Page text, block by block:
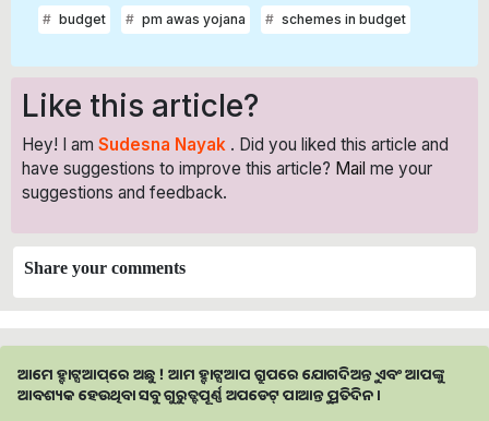
budget pm awas yojana schemes in budget
Like this article?
Hey! I am Sudesna Nayak . Did you liked this article and
have suggestions to improve this article? Mail me your
suggestions and feedback.
Share your comments
ଆମେ ହ୍ବାଟ୍ସଆପ୍‌ରେ ଅଛୁ ! ଆମ ହ୍ବାଟ୍ସଆପ ଗ୍ରୁପରେ ଯୋଗଦିଅନ୍ତୁ ଏବଂ ଆପଙ୍କୁ
ଆବଶ୍ୟକ ହେଉଥିବା ସବୁ ଗୁରୁତ୍ବପୂର୍ଣ୍ଣ ଅପଡେଟ୍‌ ପାଆନ୍ତୁ ପ୍ରତିଦିନ ।